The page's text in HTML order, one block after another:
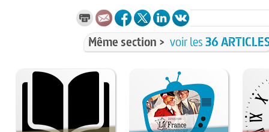
Même section > voir les36